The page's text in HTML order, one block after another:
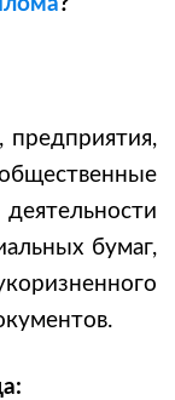
бумаг,